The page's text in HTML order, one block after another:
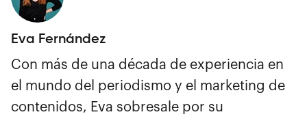
Eva Fernández
Con más de una década de experiencia en
el mundo del periodismo y el marketing de
contenidos, Eva sobresale por su